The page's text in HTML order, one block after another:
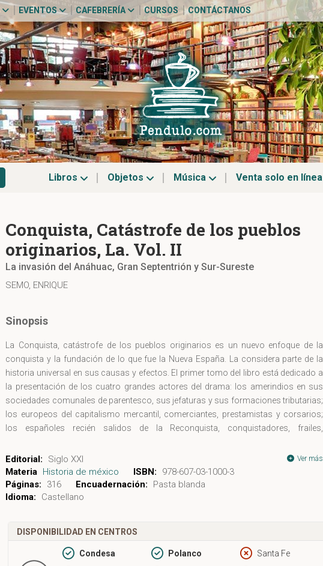
EVENTOS CAFEBRERÍA CURSOS CONTÁCTANOS
Libros Objetos Música Venta solo en línea
Conquista, Catástrofe de los pueblos
originarios, La. Vol. II
La invasión del Anáhuac, Gran Septentrión y Sur-Sureste
SEMO, ENRIQUE
Sinopsis
La Conquista, catástrofe de los pueblos originarios es un nuevo enfoque de la
conquista y la fundación de lo que fue la Nueva España. La considera parte de la
historia universal en sus causas y efectos. El primer tomo del libro está dedicado a
la presentación de los cuatro grandes actores del drama: los amerindios en sus
sociedades comunales de parentesco, sus jefaturas y sus formaciones tributarias;
los europeos del capitalismo mercantil, comerciantes, prestamistas y corsarios;
los españoles recién salidos de la Reconquista, conquistadores, frailes,
condición de esclavos, para tomar parte en la fundación de la nueva sociedad.
Cada uno de ellos dejó una profunda marca en el proceso, aun cuando los pueblos
originarios fueron siempre mayoría.
Ver más
Editorial:
Siglo XXI
Materia Historia de méxico ISBN:
978-607-03-1000-3
Páginas:
316 Encuadernación:
Pasta blanda
Idioma:
Castellano
DISPONIBILIDAD EN CENTROS
Condesa Polanco Santa Fe